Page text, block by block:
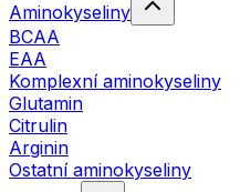
Aminokyseliny
BCAA
EAA
Komplexní aminokyseliny
Glutamin
Citrulin
Arginin
Ostatní aminokyseliny